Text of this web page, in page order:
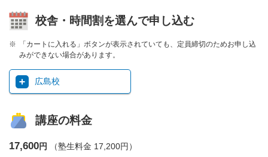
校舎・時間割を選んで申し込む
「カートに入れる」ボタンが表示されていても、定員締切のためお申し込
みができない場合があります。
広島校
講座の料金
17,600円 （塾生料金 17,200円）